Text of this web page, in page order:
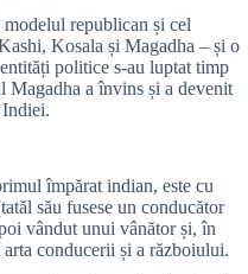
republican și cel
Kosala și Magadha – și o
politice s-au luptat timp
Magadha a învins și a devenit
împărat indian, este cu
său fusese un conducător
vândut unui vânător și, în
conducerii și a războiului.